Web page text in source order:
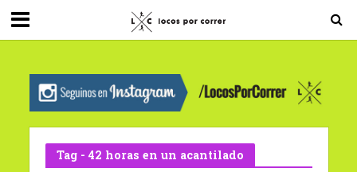
G-0X2PD3RFLV
Tag - 42 horas en un acantilado